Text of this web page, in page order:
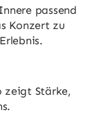
passend
Konzert zu
zeigt Stärke,